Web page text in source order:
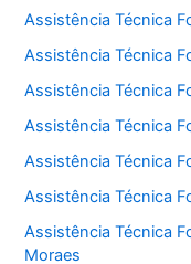
Assistência Técnica
Assistência Técnica
Assistência Técnica
Assistência Técnica
Assistência Técnica
Assistência Técnica
Assistência Técnica
Moraes